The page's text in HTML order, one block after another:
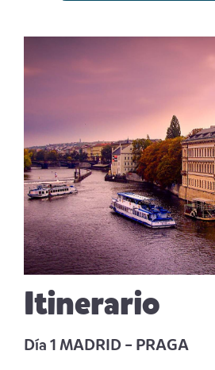
Itinerario
Día 1 MADRID – PRAGA